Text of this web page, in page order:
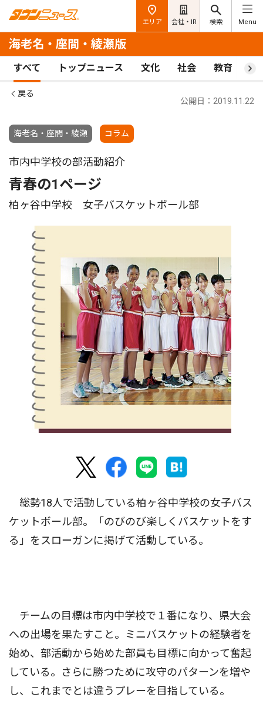
エリア 会社・IR 検索 Menu
海老名・座間・綾瀬版
すべて トップニュース 文化 社会 教育 ス
戻る
海老名・座間・綾瀬 コラム
公開日：2019.11.22
市内中学校の部活動紹介
青春の1ページ
柏ヶ谷中学校 女子バスケットボール部
総勢18人で活動している柏ヶ谷中学校の女子バス
ケットボール部。「のびのび楽しくバスケットをす
る」をスローガンに掲げて活動している。
チームの目標は市内中学校で１番になり、県大会
への出場を果たすこと。ミニバスケットの経験者を
始め、部活動から始めた部員も目標に向かって奮起
している。さらに勝つために攻守のパターンを増や
し、これまでとは違うプレーを目指している。